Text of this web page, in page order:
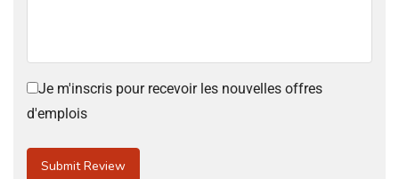
Je m'inscris pour recevoir les nouvelles offres
d'emplois